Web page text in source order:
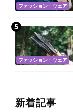
ファッション・ウェア
ファッション・ウェア
新着記事